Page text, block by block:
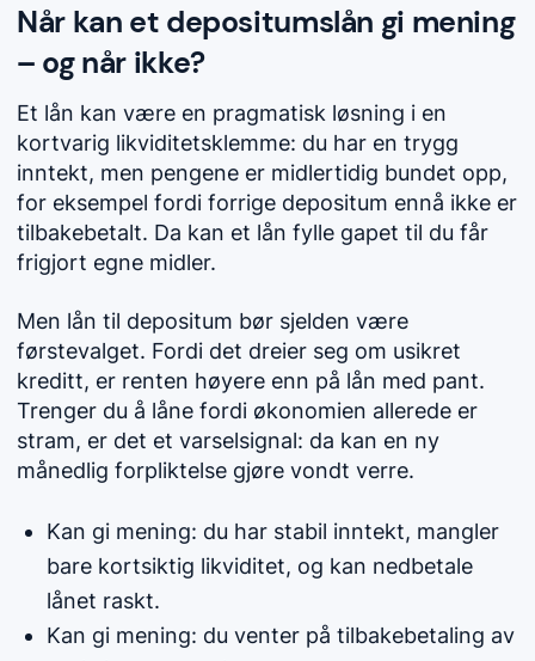
Når kan et depositumslån gi mening
– og når ikke?
Et lån kan være en pragmatisk løsning i en
kortvarig likviditetsklemme: du har en trygg
inntekt, men pengene er midlertidig bundet opp,
for eksempel fordi forrige depositum ennå ikke er
tilbakebetalt. Da kan et lån fylle gapet til du får
frigjort egne midler.
Men lån til depositum bør sjelden være
førstevalget. Fordi det dreier seg om usikret
kreditt, er renten høyere enn på lån med pant.
Trenger du å låne fordi økonomien allerede er
stram, er det et varselsignal: da kan en ny
månedlig forpliktelse gjøre vondt verre.
Kan gi mening: du har stabil inntekt, mangler
bare kortsiktig likviditet, og kan nedbetale
lånet raskt.
Kan gi mening: du venter på tilbakebetaling av